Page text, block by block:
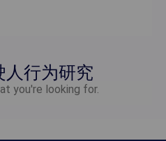
人行为研究
you're looking for.